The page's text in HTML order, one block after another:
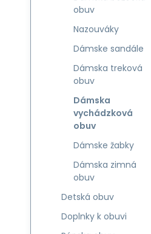
obuv
Nazouváky
Dámske sandále
Dámska treková
obuv
Dámska
vychádzková
obuv
Dámske žabky
Dámska zimná
obuv
Detská obuv
Doplnky k obuvi